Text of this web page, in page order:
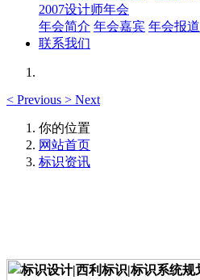
2007设计师年会
年会简介 年会嘉宾 年会报道
联系我们
< Previous > Next
你的位置
网站首页
标识资讯